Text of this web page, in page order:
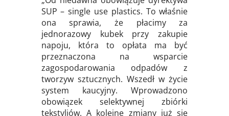
SUP – single use plastics. To właśnie
ona sprawia, że płacimy za
jednorazowy kubek przy zakupie
napoju, która to opłata ma być
przeznaczona na wsparcie
zagospodarowania odpadów z
tworzyw sztucznych. Wszedł w życie
system kaucyjny. Wprowadzono
obowiązek selektywnej zbiórki
tekstyliów. A kolejne zmiany już się